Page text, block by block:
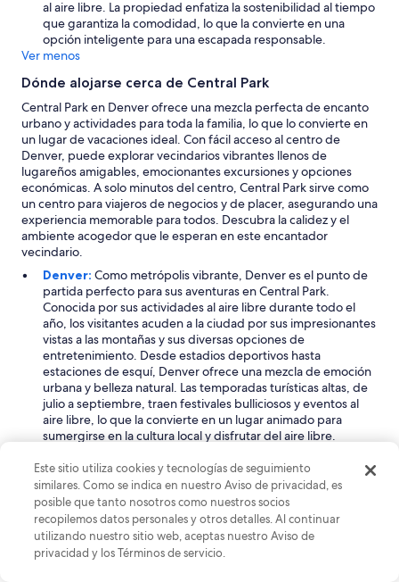
al aire libre. La propiedad enfatiza la sostenibilidad al tiempo
que garantiza la comodidad, lo que la convierte en una
opción inteligente para una escapada responsable.
Ver menos
Dónde alojarse cerca de Central Park
Central Park en Denver ofrece una mezcla perfecta de encanto
urbano y actividades para toda la familia, lo que lo convierte en
un lugar de vacaciones ideal. Con fácil acceso al centro de
Denver, puede explorar vecindarios vibrantes llenos de
lugareños amigables, emocionantes excursiones y opciones
económicas. A solo minutos del centro, Central Park sirve como
un centro para viajeros de negocios y de placer, asegurando una
experiencia memorable para todos. Descubra la calidez y el
ambiente acogedor que le esperan en este encantador
vecindario.
Denver: Como metrópolis vibrante, Denver es el punto de
partida perfecto para sus aventuras en Central Park.
Conocida por sus actividades al aire libre durante todo el
año, los visitantes acuden a la ciudad por sus impresionantes
vistas a las montañas y sus diversas opciones de
entretenimiento. Desde estadios deportivos hasta
estaciones de esquí, Denver ofrece una mezcla de emoción
urbana y belleza natural. Las temporadas turísticas altas, de
julio a septiembre, traen festivales bulliciosos y eventos al
aire libre, lo que la convierte en un lugar animado para
sumergirse en la cultura local y disfrutar del aire libre.
una ciudad dinámica que atiende tanto a familias como a
viajeros de negocios. Con su variedad de centros
comerciales e instituciones educativas, Aurora ofrece una
combinación única de comodidades urbanas y encanto
comunitario. La ciudad recibe una afluencia de visitantes
durante los meses de verano, particularmente en junio y
julio, lo que la convierte en un lugar animado para
Este sitio utiliza cookies y tecnologías de seguimiento
similares. Como se indica en nuestro Aviso de privacidad, es
posible que tanto nosotros como nuestros socios
recopilemos datos personales y otros detalles. Al continuar
utilizando nuestro sitio web, aceptas nuestro Aviso de
privacidad y los Términos de servicio.